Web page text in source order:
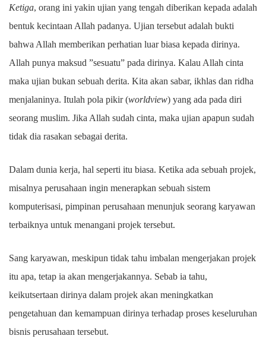
Ketiga, orang ini yakin ujian yang tengah diberikan kepada adalah
bentuk kecintaan Allah padanya. Ujian tersebut adalah bukti
bahwa Allah memberikan perhatian luar biasa kepada dirinya.
Allah punya maksud ”sesuatu” pada dirinya. Kalau Allah cinta
maka ujian bukan sebuah derita. Kita akan sabar, ikhlas dan ridha
menjalaninya. Itulah pola pikir (worldview) yang ada pada diri
seorang muslim. Jika Allah sudah cinta, maka ujian apapun sudah
tidak dia rasakan sebagai derita.
Dalam dunia kerja, hal seperti itu biasa. Ketika ada sebuah projek,
misalnya perusahaan ingin menerapkan sebuah sistem
komputerisasi, pimpinan perusahaan menunjuk seorang karyawan
terbaiknya untuk menangani projek tersebut.
Sang karyawan, meskipun tidak tahu imbalan mengerjakan projek
itu apa, tetap ia akan mengerjakannya. Sebab ia tahu,
keikutsertaan dirinya dalam projek akan meningkatkan
pengetahuan dan kemampuan dirinya terhadap proses keseluruhan
bisnis perusahaan tersebut.